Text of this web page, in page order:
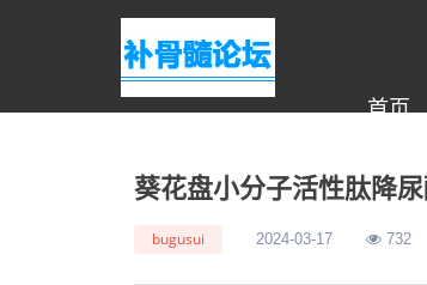
首页
葵花盘小分子活性肽降
bugusui 2024-03-17 732